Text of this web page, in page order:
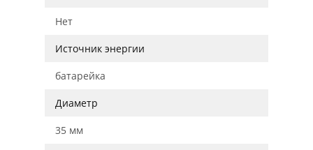
Нет
Источник энергии
батарейка
Диаметр
35 мм